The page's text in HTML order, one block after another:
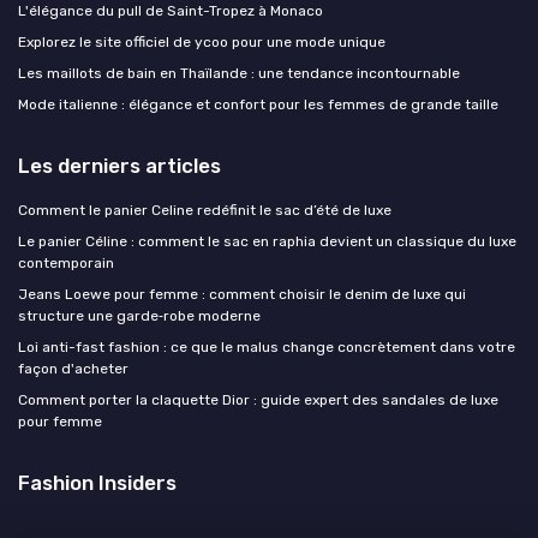
L'élégance du pull de Saint-Tropez à Monaco
Explorez le site officiel de ycoo pour une mode unique
Les maillots de bain en Thaïlande : une tendance incontournable
Mode italienne : élégance et confort pour les femmes de grande taille
Les derniers articles
Comment le panier Celine redéfinit le sac d’été de luxe
Le panier Céline : comment le sac en raphia devient un classique du luxe
contemporain
Jeans Loewe pour femme : comment choisir le denim de luxe qui
structure une garde‑robe moderne
Loi anti-fast fashion : ce que le malus change concrètement dans votre
façon d'acheter
Comment porter la claquette Dior : guide expert des sandales de luxe
pour femme
Fashion Insiders